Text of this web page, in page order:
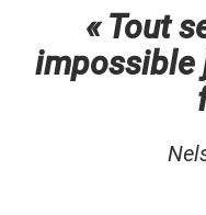
« Tout
impossible